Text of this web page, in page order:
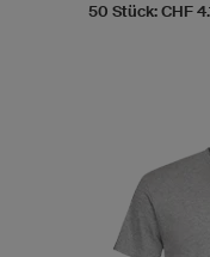
50 Stück: CHF